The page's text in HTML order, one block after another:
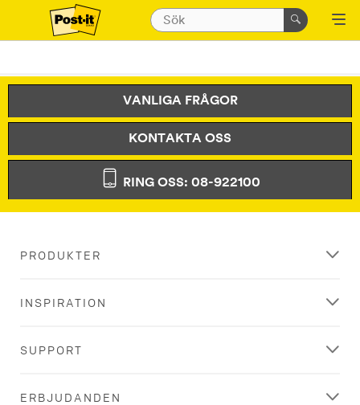
VANLIGA FRÅGOR
KONTAKTA OSS
RING OSS: 08-922100
PRODUKTER
INSPIRATION
SUPPORT
ERBJUDANDEN